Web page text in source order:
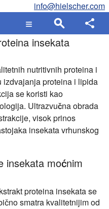
info@hielscher.com
insekata
nutritivnih proteina i
proteina i lipida
se koristi kao
Ultrazvučna obrada
visok prinos
insekata vrhunskog
insekata moćnim
proteina insekata se
smatra kvalitetnijim od